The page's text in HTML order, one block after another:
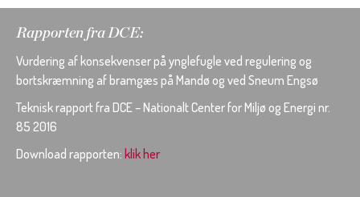
Rapporten fra DCE:
Vurdering af konsekvenser på ynglefugle ved regulering og
bortskræmning af bramgæs på Mandø og ved Sneum Engsø
Teknisk rapport fra DCE – Nationalt Center for Miljø og Energi nr.
85 2016
Download rapporten: klik her